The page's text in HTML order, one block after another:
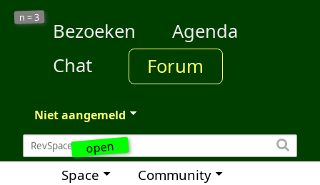
open
n =3
Bezoeken
Agenda
Chat
Forum
Niet aangemeld
Space Community